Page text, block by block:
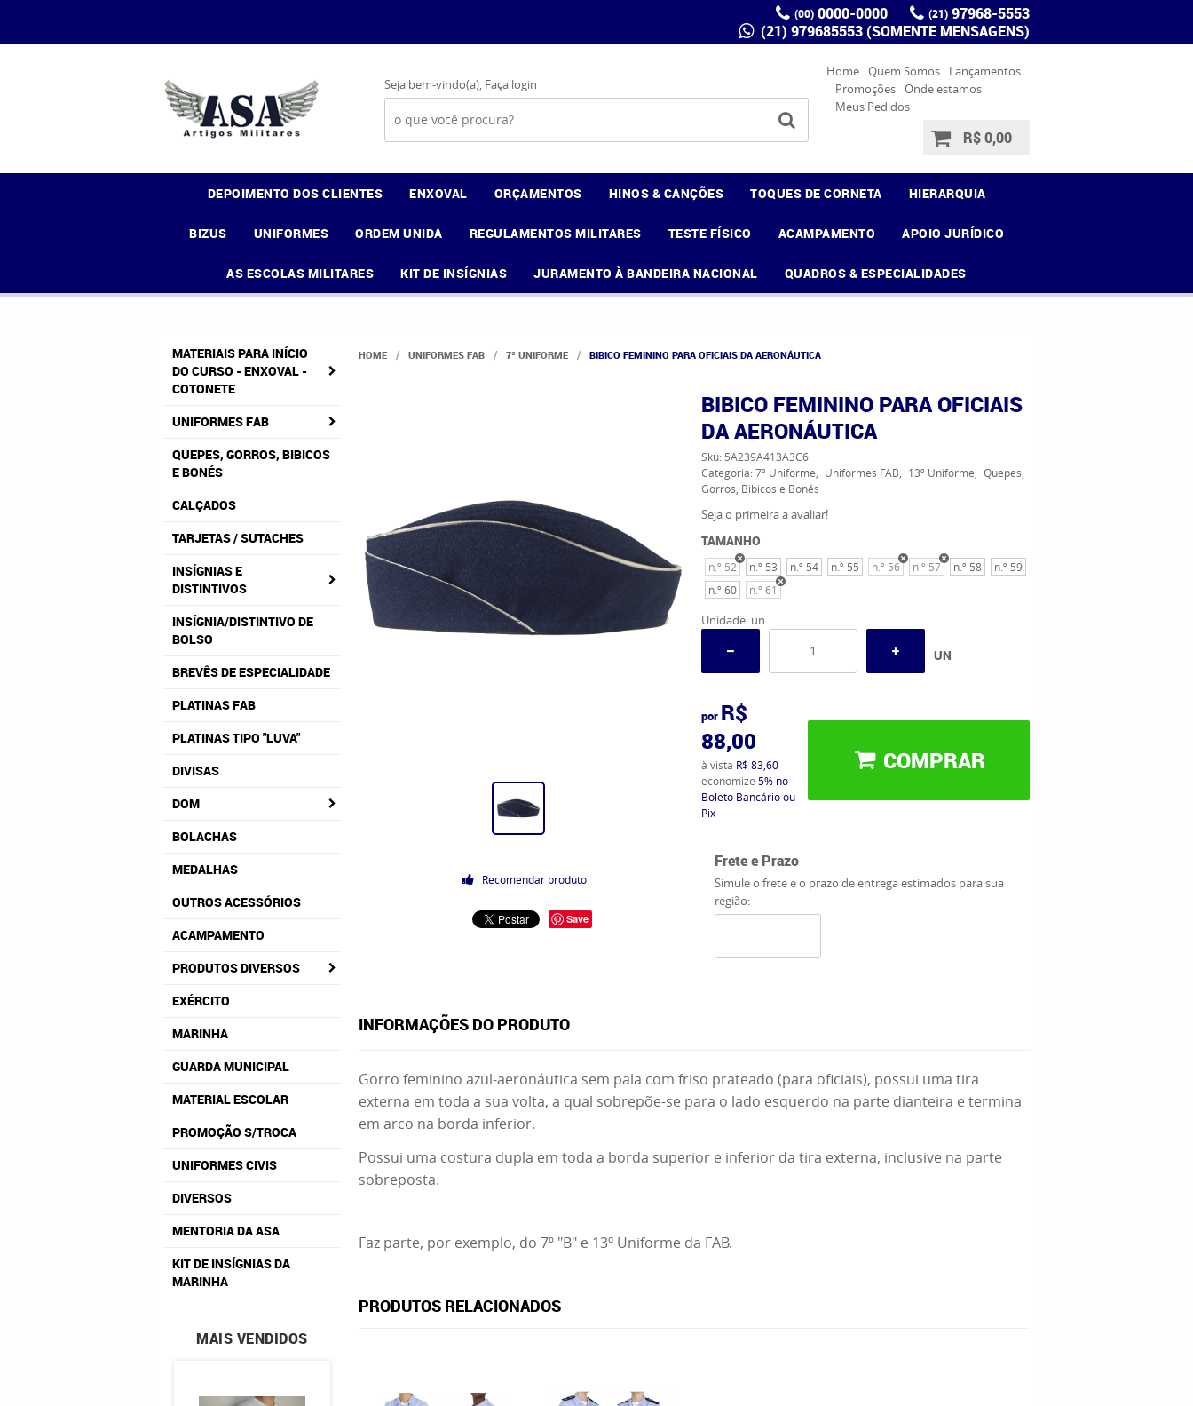
(00) 0000-0000 (21) 97968-5553
(21) 979685553 (SOMENTE MENSAGENS)
Seja bem-vindo(a), Faça login
Home Quem Somos
Lançamentos
Promoções Onde estamos
Meus Pedidos
R$ 0,00
DEPOIMENTO DOS CLIENTES ENXOVAL ORÇAMENTOS HINOS & CANÇÕES TOQUES DE CORNETA HIERARQUIA
BIZUS UNIFORMES ORDEM UNIDA REGULAMENTOS MILITARES TESTE FÍSICO ACAMPAMENTO APOIO JURÍDICO
AS ESCOLAS MILITARES KIT DE INSÍGNIAS JURAMENTO À BANDEIRA NACIONAL QUADROS & ESPECIALIDADES
MATERIAIS PARA INÍCIO
DO CURSO - ENXOVAL -
COTONETE
UNIFORMES FAB
QUEPES, GORROS, BIBICOS
E BONÉS
CALÇADOS
TARJETAS / SUTACHES
INSÍGNIAS E
DISTINTIVOS
INSÍGNIA/DISTINTIVO DE
BOLSO
BREVÊS DE ESPECIALIDADE
PLATINAS FAB
PLATINAS TIPO "LUVA"
DIVISAS
DOM
BOLACHAS
MEDALHAS
OUTROS ACESSÓRIOS
ACAMPAMENTO
PRODUTOS DIVERSOS
EXÉRCITO
MARINHA
GUARDA MUNICIPAL
MATERIAL ESCOLAR
PROMOÇÃO S/TROCA
UNIFORMES CIVIS
DIVERSOS
MENTORIA DA ASA
KIT DE INSÍGNIAS DA
MARINHA
MAIS VENDIDOS
HOME UNIFORMES FAB 7º UNIFORME BIBICO FEMININO PARA OFICIAIS DA AERONÁUTICA
Recomendar produto
Save
BIBICO FEMININO PARA OFICIAIS
DA AERONÁUTICA
Sku: 5A239A413A3C6
Categoria: 7º Uniforme Uniformes FAB 13º Uniforme
Quepes,
Gorros, Bibicos e Bonés
Seja o primeira a avaliar!
TAMANHO
n.º 52 n.º 53 n.º 54 n.º 55 n.º 56 n.º 57 n.º 58
n.º 59
n.º 60
n.º 61
Unidade: un
UN
por R$
88,00
à vista R$ 83,60
economize 5% no
Boleto Bancário ou
Pix
COMPRAR
Frete e Prazo
Simule o frete e o prazo de entrega estimados para sua
região:
INFORMAÇÕES DO PRODUTO
Gorro feminino azul-aeronáutica sem pala com friso prateado (para oficiais), possui uma tira
externa em toda a sua volta, a qual sobrepõe-se para o lado esquerdo na parte dianteira e termina
em arco na borda inferior.
Possui uma costura dupla em toda a borda superior e inferior da tira externa, inclusive na parte
sobreposta.
Faz parte, por exemplo, do 7º "B" e 13º Uniforme da FAB.
PRODUTOS RELACIONADOS